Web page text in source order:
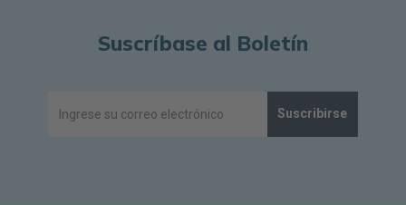
Suscríbase al Boletín
Suscribirse